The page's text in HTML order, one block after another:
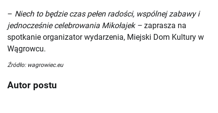
– Niech to będzie czas pełen radości, wspólnej zabawy i
jednocześnie celebrowania Mikołajek – zaprasza na
spotkanie organizator wydarzenia, Miejski Dom Kultury w
Wągrowcu.
Źródło: wagrowiec.eu
Autor postu